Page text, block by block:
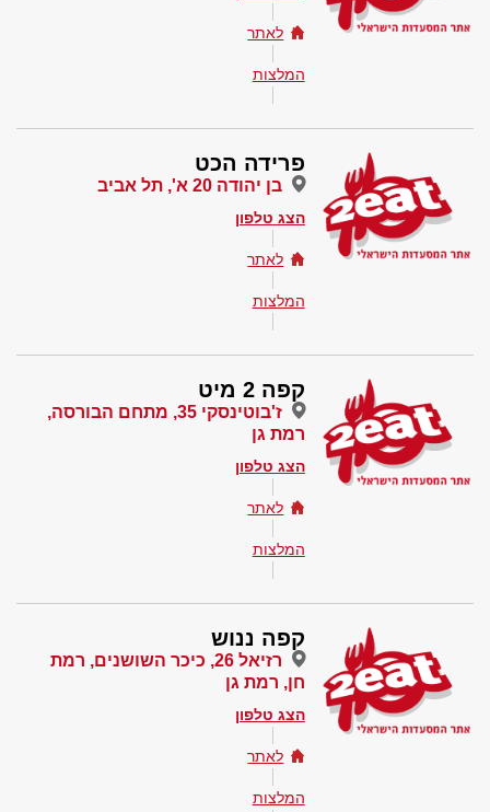
לאתר
המלצות
פרידה הכט
בן יהודה 20 א', תל אביב
הצג טלפון
לאתר
המלצות
קפה 2 מיט
ז'בוטינסקי 35, מתחם הבורסה,
רמת גן
הצג טלפון
לאתר
המלצות
קפה ננוש
רזיאל 26, כיכר השושנים, רמת
חן, רמת גן
הצג טלפון
לאתר
המלצות